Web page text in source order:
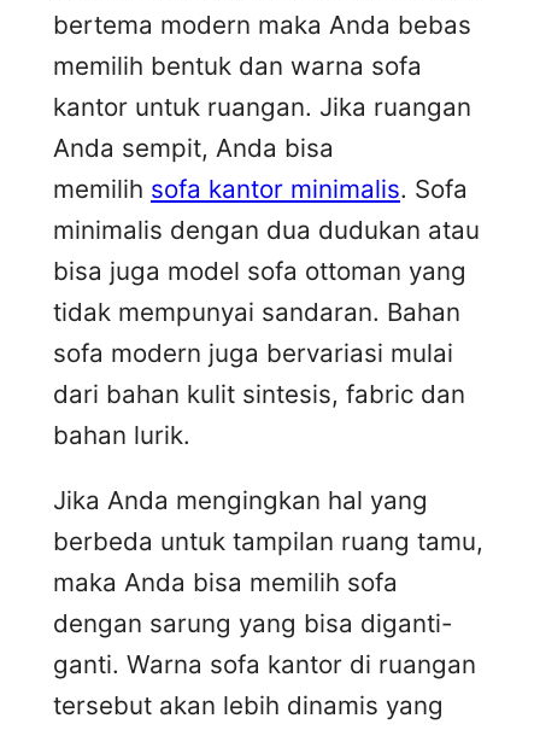
bertema modern maka Anda bebas
memilih bentuk dan warna sofa
kantor untuk ruangan. Jika ruangan
Anda sempit, Anda bisa
memilih sofa kantor minimalis. Sofa
minimalis dengan dua dudukan atau
bisa juga model sofa ottoman yang
tidak mempunyai sandaran. Bahan
sofa modern juga bervariasi mulai
dari bahan kulit sintesis, fabric dan
bahan lurik.
Jika Anda mengingkan hal yang
berbeda untuk tampilan ruang tamu,
maka Anda bisa memilih sofa
dengan sarung yang bisa diganti-
ganti. Warna sofa kantor di ruangan
tersebut akan lebih dinamis yang